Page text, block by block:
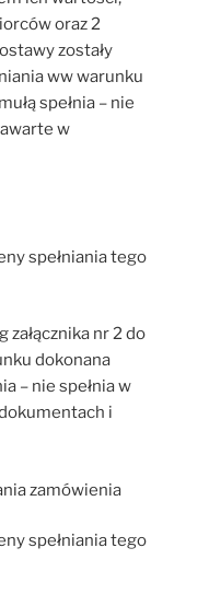
oraz 2
zostały
ww warunku
spełnia – nie
w
spełniania tego
nr 2 do
dokonana
– nie spełnia w
i
zamówienia
spełniania tego